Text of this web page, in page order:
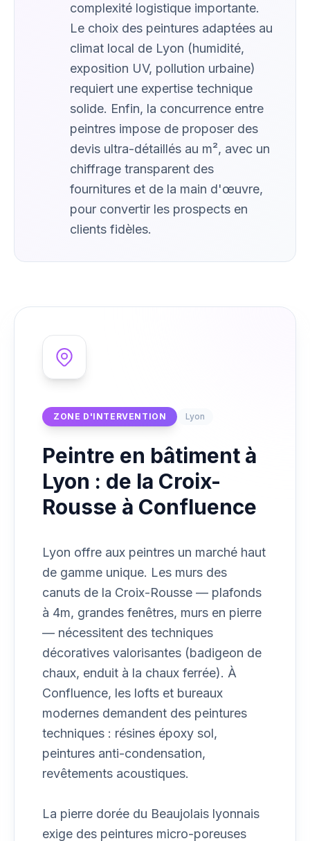
complexité logistique importante.
Le choix des peintures adaptées au
climat local de Lyon (humidité,
exposition UV, pollution urbaine)
requiert une expertise technique
solide. Enfin, la concurrence entre
peintres impose de proposer des
devis ultra-détaillés au m², avec un
chiffrage transparent des
fournitures et de la main d'œuvre,
pour convertir les prospects en
clients fidèles.
ZONE D'INTERVENTION Lyon
Peintre en bâtiment à
Lyon : de la Croix-
Rousse à Confluence
Lyon offre aux peintres un marché haut
de gamme unique. Les murs des
canuts de la Croix-Rousse — plafonds
à 4m, grandes fenêtres, murs en pierre
— nécessitent des techniques
décoratives valorisantes (badigeon de
chaux, enduit à la chaux ferrée). À
Confluence, les lofts et bureaux
modernes demandent des peintures
techniques : résines époxy sol,
peintures anti-condensation,
revêtements acoustiques.
La pierre dorée du Beaujolais lyonnais
exige des peintures micro-poreuses